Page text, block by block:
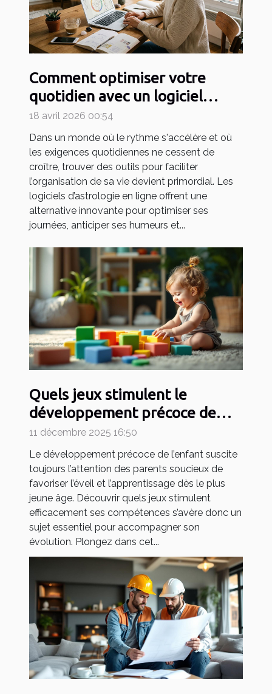
Comment optimiser votre
quotidien avec un logiciel
d'astrologie en ligne ?
18 avril 2026 00:54
Dans un monde où le rythme s'accélère et où
les exigences quotidiennes ne cessent de
croître, trouver des outils pour faciliter
l’organisation de sa vie devient primordial. Les
logiciels d’astrologie en ligne offrent une
alternative innovante pour optimiser ses
journées, anticiper ses humeurs et...
Quels jeux stimulent le
développement précoce de
votre enfant ?
11 décembre 2025 16:50
Le développement précoce de l’enfant suscite
toujours l’attention des parents soucieux de
favoriser l’éveil et l’apprentissage dès le plus
jeune âge. Découvrir quels jeux stimulent
efficacement ses compétences s’avère donc un
sujet essentiel pour accompagner son
évolution. Plongez dans cet...